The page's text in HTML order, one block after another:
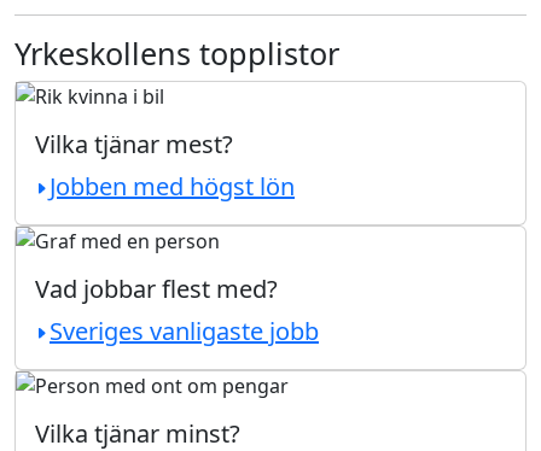
Yrkeskollens topplistor
Vilka tjänar mest?
Jobben med högst lön
Vad jobbar flest med?
Sveriges vanligaste jobb
Vilka tjänar minst?